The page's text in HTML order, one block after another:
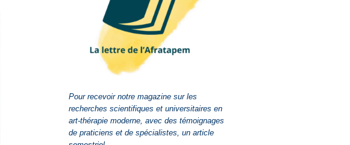
Pour recevoir notre magazine sur les
recherches scientifiques et universitaires en
art-thérapie moderne, avec des témoignages
de praticiens et de spécialistes, un article